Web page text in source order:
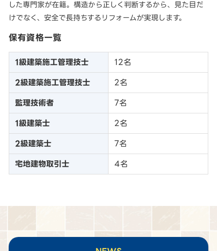
した専門家が在籍。構造から正しく判断するから、見た目だ
けでなく、安全で長持ちするリフォームが実現します。
保有資格一覧
1級建築施工管理技士 12名
2級建築施工管理技士 2名
監理技術者 7名
1級建築士 2名
2級建築士 7名
宅地建物取引士 4名